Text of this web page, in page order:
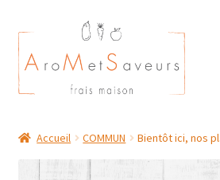
Aller
à
la
navigation
Aller
au
contenu
Plat du Jour/ Menu Week end
Accueil COMMUN Bientôt ici, nos